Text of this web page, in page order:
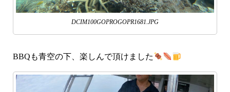
DCIM100GOPROGOPR1681.JPG
BBQも青空の下、楽しんで頂けました